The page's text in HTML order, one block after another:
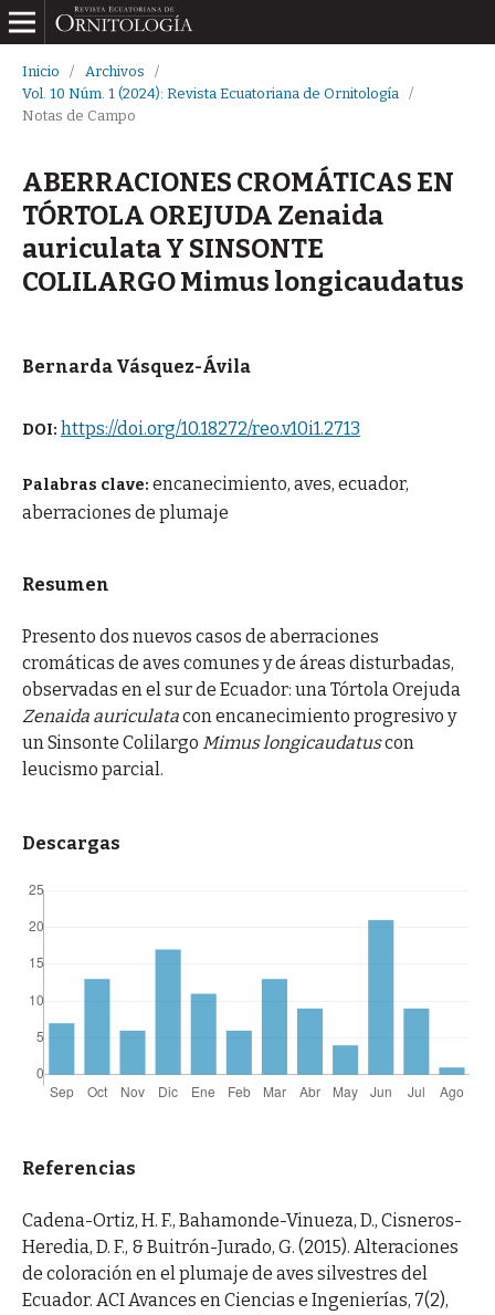
Inicio / Archivos
/
Vol. 10 Núm. 1 (2024): Revista Ecuatoriana de Ornitología
/
Notas de Campo
ABERRACIONES CROMÁTICAS EN
TÓRTOLA OREJUDA Zenaida
auriculata Y SINSONTE
COLILARGO Mimus longicaudatus
Bernarda Vásquez-Ávila
DOI: https://doi.org/10.18272/reo.v10i1.2713
Palabras clave: encanecimiento, aves, ecuador,
aberraciones de plumaje
Resumen
Presento dos nuevos casos de aberraciones
cromáticas de aves comunes y de áreas disturbadas,
observadas en el sur de Ecuador: una Tórtola Orejuda
Zenaida auriculatacon encanecimiento progresivo y
un Sinsonte Colilargo Mimus longicaudatuscon
leucismo parcial.
Descargas
Referencias
Cadena-Ortiz, H. F., Bahamonde-Vinueza, D., Cisneros-
Heredia, D. F., & Buitrón-Jurado, G. (2015). Alteraciones
de coloración en el plumaje de aves silvestres del
Ecuador. ACI Avances en Ciencias e Ingenierías, 7(2),